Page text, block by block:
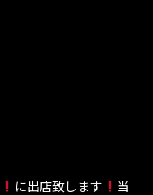
に出店致します
当